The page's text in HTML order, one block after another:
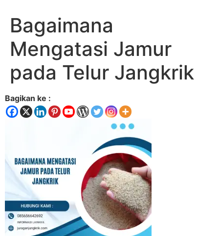
Bagaimana
Mengatasi Jamur
pada Telur Jangkrik
Bagikan ke :